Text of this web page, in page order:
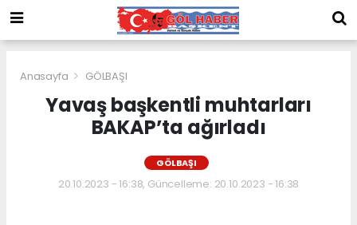
Anasayfa GÖLBAŞI
Yavaş başkentli muhtarları
BAKAP’ta ağırladı
GÖLBAŞI
20.10.2023 - 16:38, Güncelleme: 20.10.2023 - 16:38